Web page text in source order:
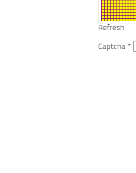
Refresh
Captcha *